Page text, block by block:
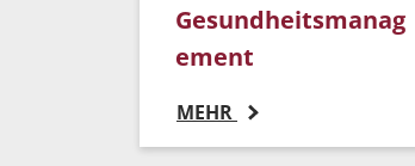
Gesundheitsmanag
ement
MEHR